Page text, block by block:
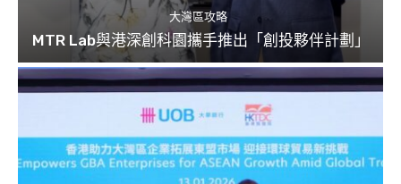
大灣區攻略
MTR Lab與港深創科園攜手推出「創投夥伴計劃」